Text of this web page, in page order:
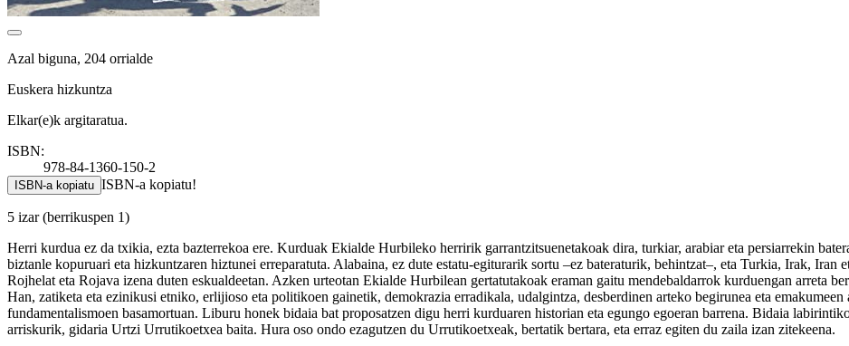
Azal biguna, 204 orrialde
Euskera hizkuntza
Elkar(e)k argitaratua.
ISBN:
978-84-1360-150-2
ISBN-a kopiatu ISBN-a kopiatu!
5 izar(berrikuspen 1)
Herri kurdua ez da txikia, ezta bazterrekoa ere. Kurduak Ekialde Hurbileko herririk garrantzitsuenetakoak dira, turkiar, arabiar eta persiarrekin
biztanle kopuruari eta hizkuntzaren hiztunei erreparatuta. Alabaina, ez dute estatu-egiturarik sortu –ez bateraturik, behintzat–, eta Turkia, Irak, Iran
Rojhelat eta Rojava izena duten eskualdeetan. Azken urteotan Ekialde Hurbilean gertatutakoak eraman gaitu mendebaldarrok kurduengan arreta
Han, zatiketa eta ezinikusi etniko, erlijioso eta politikoen gainetik, demokrazia erradikala, udalgintza, desberdinen arteko begirunea eta
fundamentalismoen basamortuan. Liburu honek bidaia bat proposatzen digu herri kurduaren historian eta egungo egoeran barrena. Bidaia
arriskurik, gidaria Urtzi Urrutikoetxea baita. Hura oso ondo ezagutzen du Urrutikoetxeak, bertatik bertara, eta erraz egiten du zaila izan zitekeena.